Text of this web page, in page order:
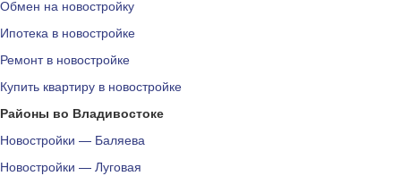
Обмен на новостройку
Ипотека в новостройке
Ремонт в новостройке
Купить квартиру в новостройке
Районы во Владивостоке
Новостройки — Баляева
Новостройки — Луговая